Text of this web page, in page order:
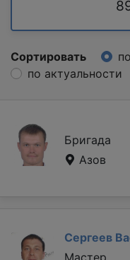
Сортировать
по актуальности
Бригада
Азов
Сергеев
Мастер